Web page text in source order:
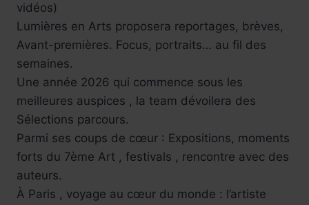
vidéos)
Lumières en Arts proposera reportages, brèves,
Avant-premières. Focus, portraits… au fil des
semaines.
Une année 2026 qui commence sous les
meilleures auspices , la team dévoilera des
Sélections parcours.
Parmi ses coups de cœur : Expositions, moments
forts du 7ème Art , festivals , rencontre avec des
auteurs.
À Paris , voyage au cœur du monde : l’artiste